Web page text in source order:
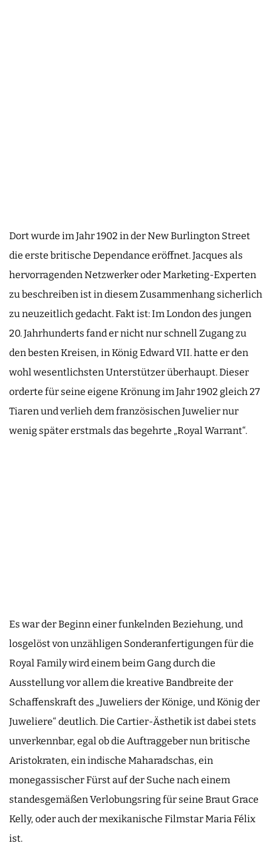
Dort wurde im Jahr 1902 in der New Burlington Street
die erste britische Dependance eröffnet. Jacques als
hervorragenden Netzwerker oder Marketing-Experten
zu beschreiben ist in diesem Zusammenhang sicherlich
zu neuzeitlich gedacht. Fakt ist: Im London des jungen
20. Jahrhunderts fand er nicht nur schnell Zugang zu
den besten Kreisen, in König Edward VII. hatte er den
wohl wesentlichsten Unterstützer überhaupt. Dieser
orderte für seine eigene Krönung im Jahr 1902 gleich 27
Tiaren und verlieh dem französischen Juwelier nur
wenig später erstmals das begehrte „Royal Warrant“.
Es war der Beginn einer funkelnden Beziehung, und
losgelöst von unzähligen Sonderanfertigungen für die
Royal Family wird einem beim Gang durch die
Ausstellung vor allem die kreative Bandbreite der
Schaffenskraft des „Juweliers der Könige, und König der
Juweliere“ deutlich. Die Cartier-Ästhetik ist dabei stets
unverkennbar, egal ob die Auftraggeber nun britische
Aristokraten, ein indische Maharadschas, ein
monegassischer Fürst auf der Suche nach einem
standesgemäßen Verlobungsring für seine Braut Grace
Kelly, oder auch der mexikanische Filmstar Maria Félix
ist.